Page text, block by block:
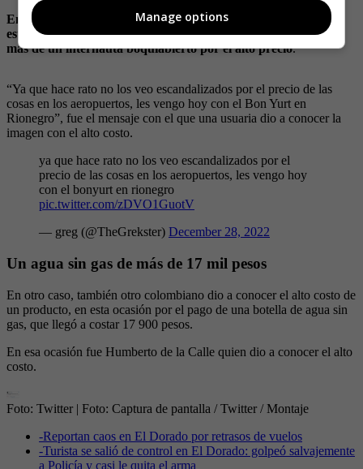
En Twitter se viralizó una imagen en la que se puede ver que
estaban vendiendo este producto por 14 000 pesos, dejando a
más de un internauta boquiabierto por el alto precio.
“Ya que hace rato no los veo escandalizados por el precio de las
cosas en los aeropuertos, les vengo hoy con el Bon Yurt en
Rionegro”, fue el mensaje con el que una usuaria dio a conocer la
imagen con el alto costo.
ya que hace rato no los veo escandalizados por el
precio de las cosas en los aeropuertos, les vengo hoy
con el bonyurt en rionegro
pic.twitter.com/zDVO1GuotV
— greg (@TheGrekster) December 28, 2022
Un agua sin gas de más de 17 mil pesos
En otro caso, también otro colombiano dio a conocer el alto costo de
un producto, en esta ocasión por el pago de una botella de agua sin
gas, que llegó a costar 17 900 pesos.
En esa ocasión fue Humberto de la Calle quien dio a conocer el alto
costo.
Foto: Twitter | Foto: Captura de pantalla / Twitter / Montaje
-Reportan caos en El Dorado por retrasos de vuelos
-Turista se salió de control en El Dorado: golpeó salvajemente
a Policía y casi le quita el arma
Manage options